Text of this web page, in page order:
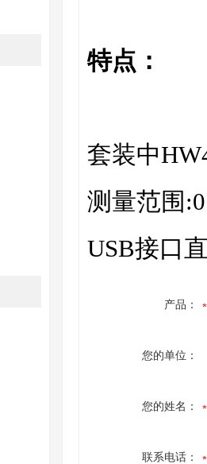
特点：
套装中
测量范围
USB接口
产品：
您的单位：
您的姓名：
联系电话：